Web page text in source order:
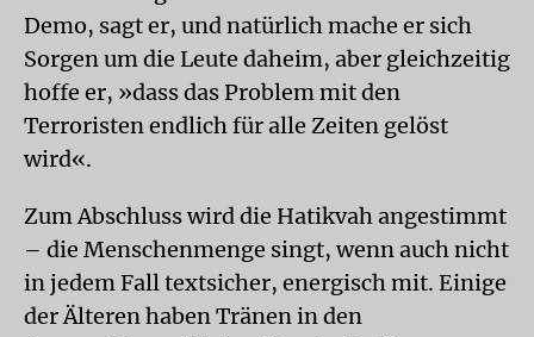
Demo, sagt er, und natürlich mache er sich
Sorgen um die Leute daheim, aber gleichzeitig
hoffe er, »dass das Problem mit den
Terroristen endlich für alle Zeiten gelöst
wird«.
Zum Abschluss wird die Hatikvah angestimmt
– die Menschenmenge singt, wenn auch nicht
in jedem Fall textsicher, energisch mit. Einige
der Älteren haben Tränen in den